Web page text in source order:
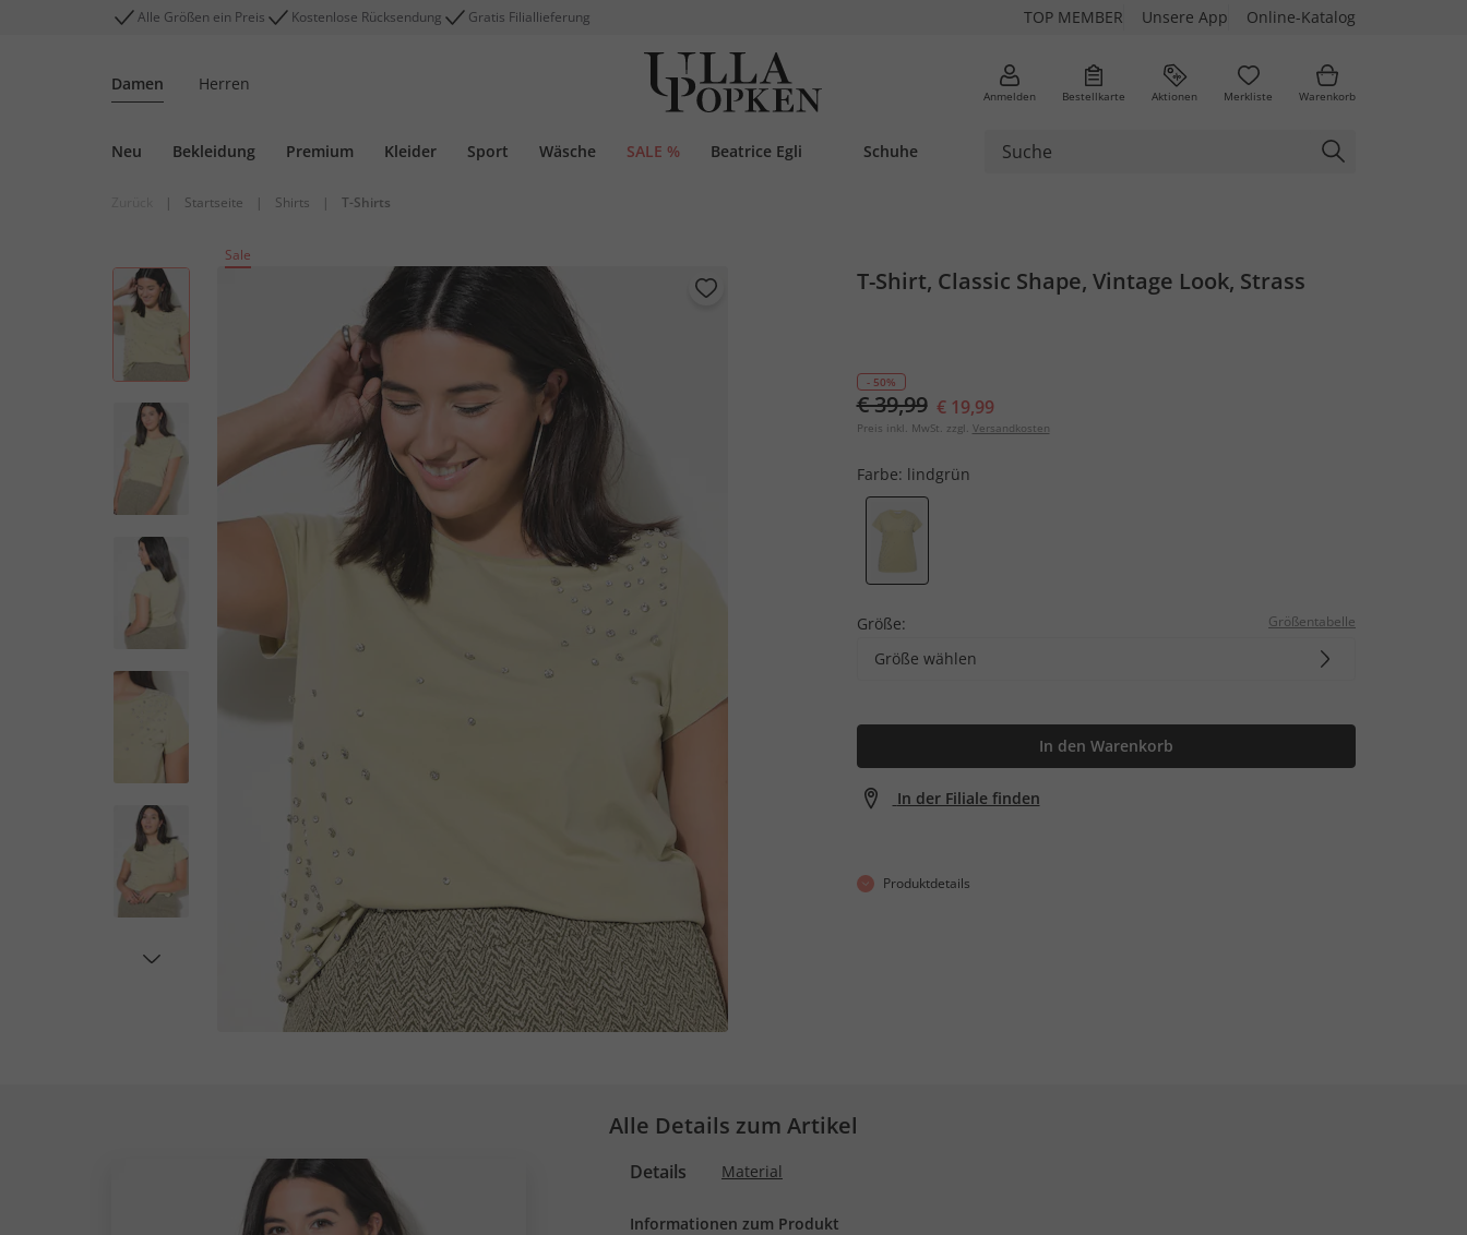
Alle Größen ein Preis Kostenlose Rücksendung Gratis Filiallieferung TOP MEMBER Unsere App Online-Katalog
Damen Herren
Anmelden Bestellkarte Aktionen Merkliste Warenkorb
Neu Bekleidung Premium Kleider Sport Wäsche SALE % Beatrice Egli Schuhe
| Startseite | Shirts | T-Shirts
Sale
T-Shirt, Classic Shape, Vintage Look, Strass
- 50%
€ 39,99 € 19,99
Preis inkl. MwSt. zzgl. Versandkosten
Farbe: lindgrün
Größe: Größentabelle
Größe wählen
In den Warenkorb
In der Filiale finden
Produktdetails
Alle Details zum Artikel
Details Material
Informationen zum Produkt